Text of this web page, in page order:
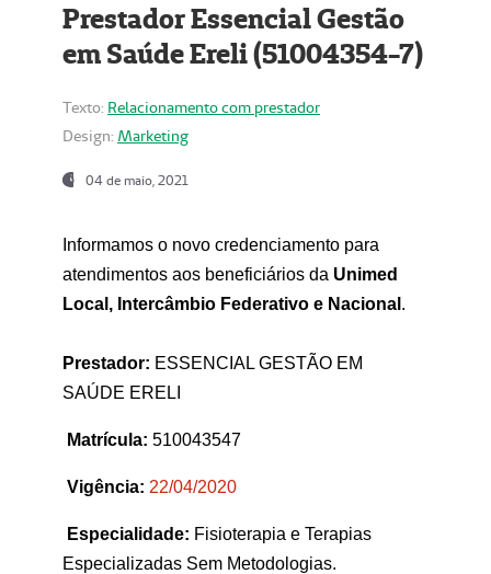
Prestador Essencial Gestão
em Saúde Ereli (51004354-7)
Texto: Relacionamento com prestador
Design: Marketing
04 de maio, 2021
Informamos o novo credenciamento para
atendimentos aos beneficiários da Unimed
Local, Intercâmbio Federativo e Nacional .
Prestador: ESSENCIAL GESTÃO EM
SAÚDE ERELI
Matrícula: 510043547
Vigência: 22/04/2020
Especialidade: Fisioterapia e Terapias
Especializadas Sem Metodologias.